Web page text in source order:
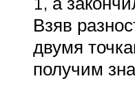
Взяв
двумя
получим